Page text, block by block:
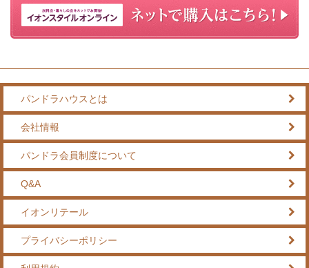
パンドラハウスとは
会社情報
パンドラ会員制度について
Q&A
イオンリテール
プライバシーポリシー